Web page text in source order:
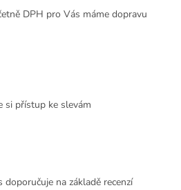
DPH pro Vás máme dopravu
si přístup ke slevám
doporučuje na základě recenzí